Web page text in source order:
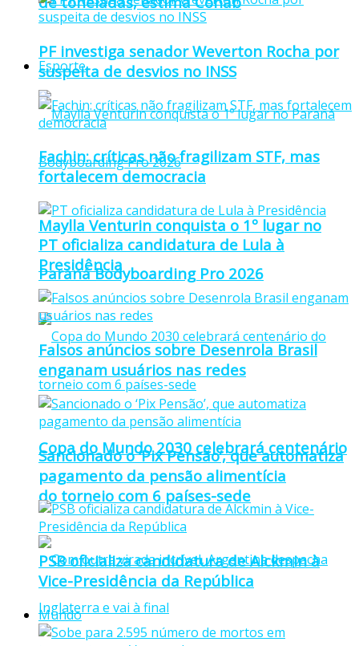
Esporte
Maylla Venturin conquista o 1º lugar no
Paraná Bodyboarding Pro 2026
Copa do Mundo 2030 celebrará centenário
do torneio com 6 países-sede
PF investiga senador Weverton Rocha por
suspeita de desvios no INSS
Fachin: críticas não fragilizam STF, mas
fortalecem democracia
PT oficializa candidatura de Lula à
Presidência
Falsos anúncios sobre Desenrola Brasil
enganam usuários nas redes
Sancionado o ‘Pix Pensão’, que automatiza
pagamento da pensão alimentícia
PSB oficializa candidatura de Alckmin à
Vice-Presidência da República
Mundo